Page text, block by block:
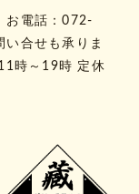
お電話：072-
合せも承りま
時～19時 定休